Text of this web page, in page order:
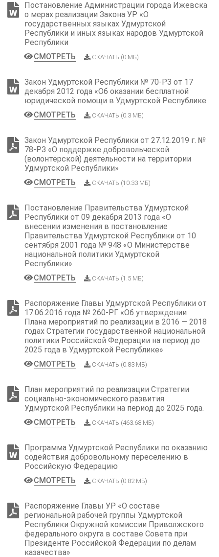
Постановление Администрации города Ижевска
о мерах реализации Закона УР «О
государственных языках Удмуртской
Республики и иных языках народов Удмуртской
Республики
СМОТРЕТЬ
СКАЧАТЬ (0 МБ)
Закон Удмуртской Республики № 70-РЗ от 17
декабря 2012 года «Об оказании бесплатной
юридической помощи в Удмуртской Республике
СМОТРЕТЬ
СКАЧАТЬ (0.3 МБ)
Закон Удмуртской Республики от 27.12.2019 г. №
78-РЗ «О поддержке добровольческой
(волонтёрской) деятельности на территории
Удмуртской Республики»
СМОТРЕТЬ
СКАЧАТЬ (10.33 МБ)
Постановление Правительства Удмуртской
Республики от 09 декабря 2013 года «О
внесении изменения в постановление
Правительства Удмуртской Республики от 10
сентября 2001 года № 948 «О Министерстве
национальной политики Удмуртской
Республики»
СМОТРЕТЬ
СКАЧАТЬ (1.5 МБ)
Распоряжение Главы Удмуртской Республики от
17.06.2016 года № 260-РГ «Об утверждении
Плана мероприятий по реализации в 2016 — 2018
годах Стратегии государственной национальной
политики Российской Федерации на период до
2025 года в Удмуртской Республике»
СМОТРЕТЬ
СКАЧАТЬ (0.83 МБ)
План мероприятий по реализации Стратегии
социально-экономического развития
Удмуртской Республики на период до 2025 года.
СМОТРЕТЬ
СКАЧАТЬ (463.68 МБ)
Программа Удмуртской Республики по оказанию
содействия добровольному переселению в
Российскую Федерацию
СМОТРЕТЬ
СКАЧАТЬ (0.82 МБ)
Распоряжение Главы УР «О составе
региональной рабочей группы Удмуртской
Республики Окружной комиссии Приволжского
федерального округа в составе Совета при
Президенте Российской Федерации по делам
казачества»